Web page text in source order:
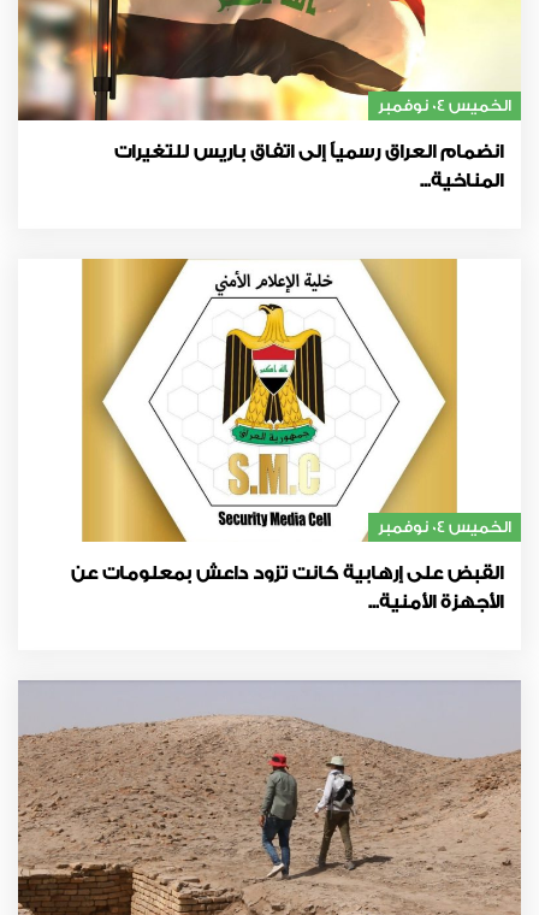
الخميس 04 نوفمبر
انضمام العراق رسمياً إلى اتفاق باريس للتغيرات
المناخية...
الخميس 04 نوفمبر
القبض على إرهابية كانت تزود داعش بمعلومات عن
الأجهزة الأمنية...